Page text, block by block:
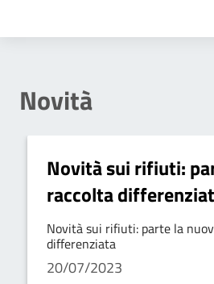
Novità
Novità sui rifiuti:
raccolta
Novità sui rifiuti: parte la
differenziata
20/07/2023